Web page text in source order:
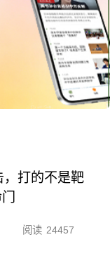
，打的不是靶
阅读 24457